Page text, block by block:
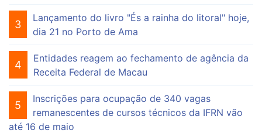
3
Lançamento do livro "És a rainha do litoral" hoje,
dia 21 no Porto de Ama
4
Entidades reagem ao fechamento de agência da
Receita Federal de Macau
5
Inscrições para ocupação de 340 vagas
remanescentes de cursos técnicos da IFRN vão
até 16 de maio